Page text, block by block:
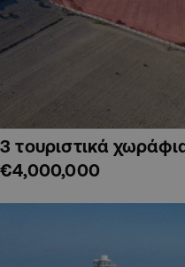
3 τουριστικά
€4,000,000